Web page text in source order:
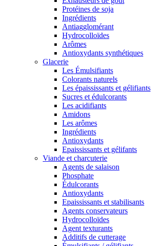
Protéines de soja
Ingrédients
Antiagglomérant
Hydrocolloïdes
Arômes
Antioxydants synthétiques
Glacerie
Les Émulsifiants
Colorants naturels
Les épaississants et gélifiants
Sucres et édulcorants
Les acidifiants
Amidons
Les arômes
Ingrédients
Antioxydants
Epaississants et gélifants
Viande et charcuterie
Agents de salaison
Phosphate
Édulcorants
Antioxydants
Epaississants et stabilisants
Agents conservateurs
Hydrocolloïdes
Agent texturants
Additifs de cutterage